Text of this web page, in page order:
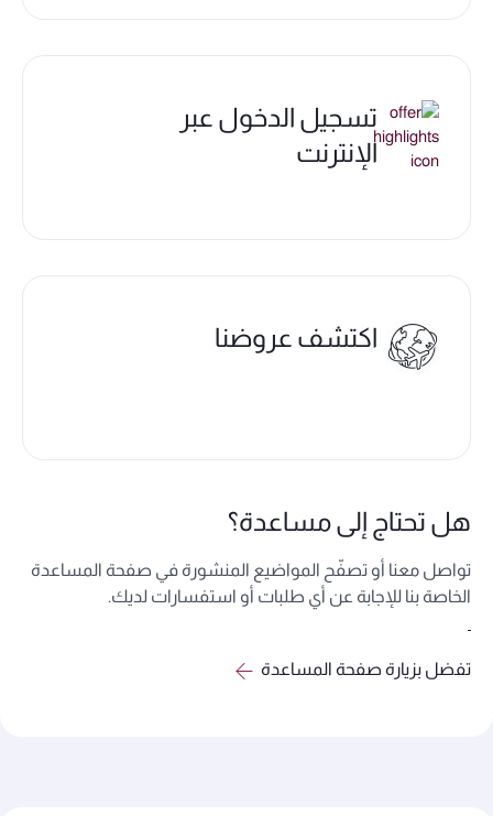
تسجيل الدخول عبر
الإنترنت
اكتشف عروضنا
هل تحتاج إلى مساعدة؟
تواصل معنا أو تصفّح المواضيع المنشورة في صفحة المساعدة
الخاصة بنا للإجابة عن أي طلبات أو استفسارات لديك.
تفضل بزيارة صفحة المساعدة